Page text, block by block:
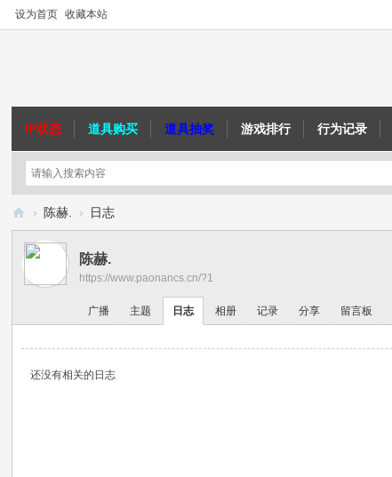
设为首页 收藏本站
IP状态 道具购买 道具抽奖 游戏排行 行为记录
› 陈赫. › 日志
陈赫.
https://www.paonancs.cn/?1
广播 主题 日志 相册 记录 分享 留言板
还没有相关的日志